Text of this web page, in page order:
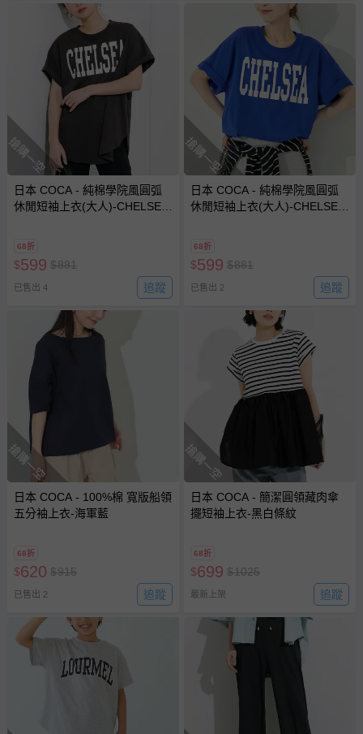
搶購一空
日本 COCA - 純棉學院風圓弧
休閒短袖上衣(大人)-CHELSEA-
68折
$599 $881
已售出 4 追蹤
搶購一空
日本 COCA - 純棉學院風圓弧
休閒短袖上衣(大人)-CHELSEA-
68折
$599 $881
已售出 2 追蹤
搶購一空
日本 COCA - 100%棉 寬版船領
五分袖上衣-海軍藍
68折
$620 $915
已售出 2 追蹤
搶購一空
日本 COCA - 簡潔圓領藏肉傘
擺短袖上衣-黑白條紋
68折
$699 $1025
最新上架 追蹤